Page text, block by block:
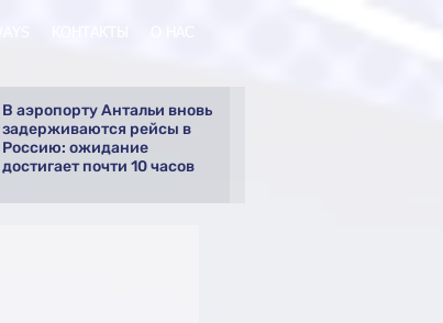
В аэропорту Антальи вновь
задерживаются рейсы в
Россию: ожидание
достигает почти 10 часов